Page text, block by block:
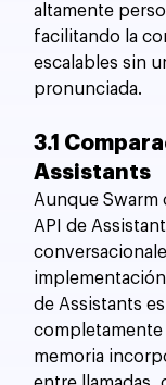
altamente
facilitando la
escalables sin
pronunciada.
3.1
Assistants
Aunque Swarm
API de
de Assistants
memoria